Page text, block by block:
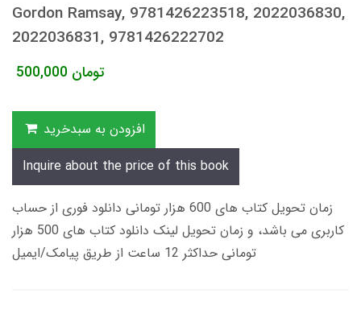
Gordon Ramsay, 9781426223518, 2022036830,
2022036831, 9781426222702
500,000 تومان
افزودن به سبدخرید
Inquire about the price of this book
زمان تحویل کتاب های 600 هزار تومانی دانلود فوری از حساب
کاربری می باشد، و زمان تحویل لینک دانلود کتاب های 500 هزار
تومانی حداکثر 12 ساعت از طریق پیامک/ایمیل